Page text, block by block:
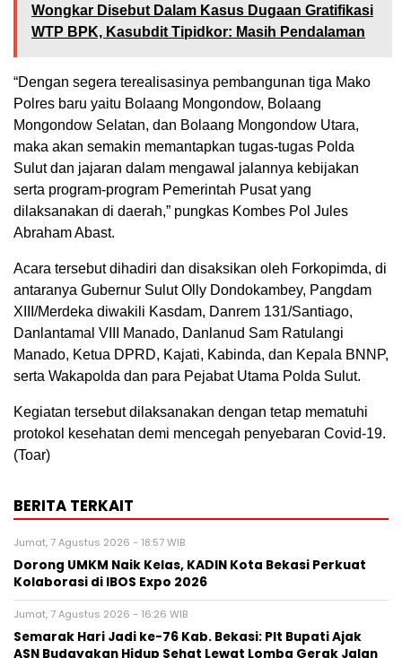
Wongkar Disebut Dalam Kasus Dugaan Gratifikasi
WTP BPK, Kasubdit Tipidkor: Masih Pendalaman
“Dengan segera terealisasinya pembangunan tiga Mako
Polres baru yaitu Bolaang Mongondow, Bolaang
Mongondow Selatan, dan Bolaang Mongondow Utara,
maka akan semakin memantapkan tugas-tugas Polda
Sulut dan jajaran dalam mengawal jalannya kebijakan
serta program-program Pemerintah Pusat yang
dilaksanakan di daerah,” pungkas Kombes Pol Jules
Abraham Abast.
Acara tersebut dihadiri dan disaksikan oleh Forkopimda, di
antaranya Gubernur Sulut Olly Dondokambey, Pangdam
XIII/Merdeka diwakili Kasdam, Danrem 131/Santiago,
Danlantamal VIII Manado, Danlanud Sam Ratulangi
Manado, Ketua DPRD, Kajati, Kabinda, dan Kepala BNNP,
serta Wakapolda dan para Pejabat Utama Polda Sulut.
Kegiatan tersebut dilaksanakan dengan tetap mematuhi
protokol kesehatan demi mencegah penyebaran Covid-19.
(Toar)
BERITA TERKAIT
Jumat, 7 Agustus 2026 - 18:57 WIB
Dorong UMKM Naik Kelas, KADIN Kota Bekasi Perkuat
Kolaborasi di IBOS Expo 2026
Jumat, 7 Agustus 2026 - 16:26 WIB
‎Semarak Hari Jadi ke-76 Kab. Bekasi: Plt Bupati Ajak
ASN Budayakan Hidup Sehat Lewat Lomba Gerak Jalan